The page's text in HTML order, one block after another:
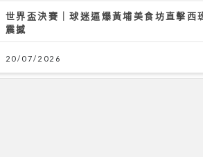
世界盃決賽｜球迷逼爆黃埔美食坊直擊
震撼
20/07/2026
民生無小事｜安老政策面臨挑戰 管浩鳴
19/07/2026